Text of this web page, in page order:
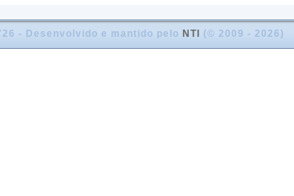
- Desenvolvido e mantido pelo NTI (© 2009 - 2026)